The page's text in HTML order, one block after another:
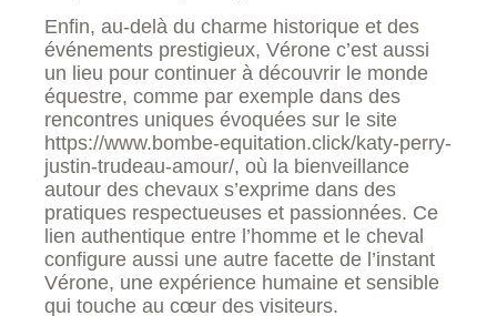
Enfin, au-delà du charme historique et des
événements prestigieux, Vérone c’est aussi
un lieu pour continuer à découvrir le monde
équestre, comme par exemple dans des
rencontres uniques évoquées sur le site
https://www.bombe-equitation.click/katy-perry-
justin-trudeau-amour/, où la bienveillance
autour des chevaux s’exprime dans des
pratiques respectueuses et passionnées. Ce
lien authentique entre l’homme et le cheval
configure aussi une autre facette de l’instant
Vérone, une expérience humaine et sensible
qui touche au cœur des visiteurs.